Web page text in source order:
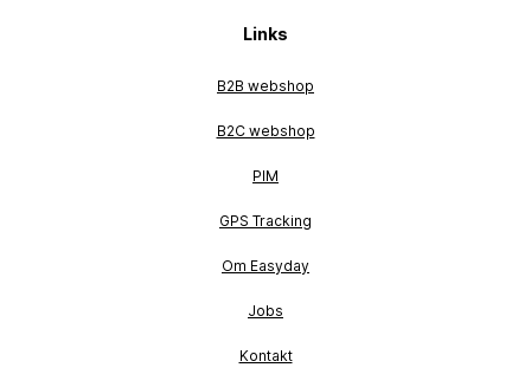
Links
B2B webshop
B2C webshop
PIM
GPS Tracking
Om Easyday
Jobs
Kontakt